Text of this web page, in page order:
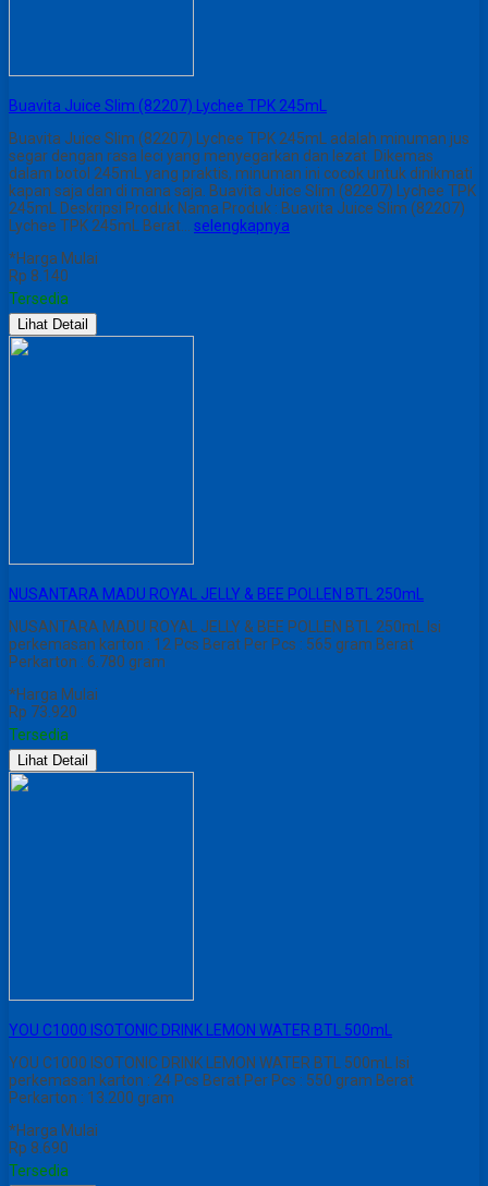
Buavita Juice Slim (82207) Lychee TPK 245mL
Buavita Juice Slim (82207) Lychee TPK 245mL adalah minuman jus
segar dengan rasa leci yang menyegarkan dan lezat. Dikemas
dalam botol 245mL yang praktis, minuman ini cocok untuk dinikmati
kapan saja dan di mana saja. Buavita Juice Slim (82207) Lychee TPK
245mL Deskripsi Produk Nama Produk : Buavita Juice Slim (82207)
Lychee TPK 245mL Berat… selengkapnya
*Harga Mulai
Rp 8.140
Tersedia
Lihat Detail
NUSANTARA MADU ROYAL JELLY & BEE POLLEN BTL 250mL
NUSANTARA MADU ROYAL JELLY & BEE POLLEN BTL 250mL Isi
perkemasan karton : 12 Pcs Berat Per Pcs : 565 gram Berat
Perkarton : 6.780 gram
*Harga Mulai
Rp 73.920
Tersedia
Lihat Detail
YOU C1000 ISOTONIC DRINK LEMON WATER BTL 500mL
YOU C1000 ISOTONIC DRINK LEMON WATER BTL 500mL Isi
perkemasan karton : 24 Pcs Berat Per Pcs : 550 gram Berat
Perkarton : 13.200 gram
*Harga Mulai
Rp 8.690
Tersedia